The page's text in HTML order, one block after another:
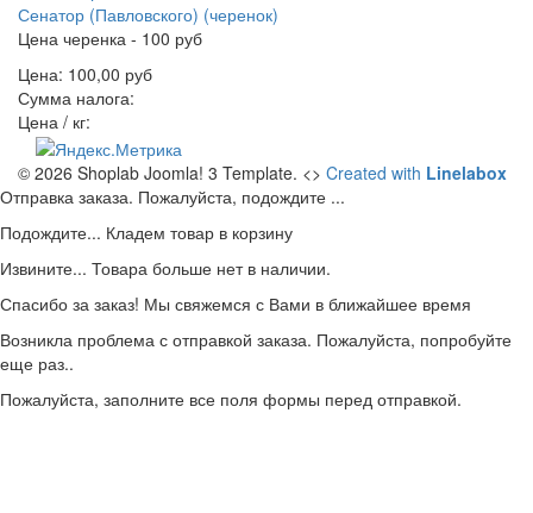
Сенатор (Павловского) (черенок)
Цена черенка - 100 руб
Цена: 100,00 руб
Сумма налога:
Цена / кг:
© 2026 Shoplab Joomla! 3 Template. <> Created with Linelabox
Отправка заказа. Пожалуйста, подождите ...
Подождите... Кладем товар в корзину
Извините... Товара больше нет в наличии.
Спасибо за заказ! Мы свяжемся с Вами в ближайшее время
Возникла проблема с отправкой заказа. Пожалуйста, попробуйте
еще раз..
Пожалуйста, заполните все поля формы перед отправкой.